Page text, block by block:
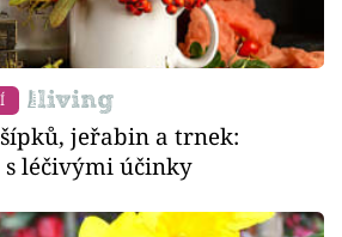
jeřabin a trnek:
léčivými účinky